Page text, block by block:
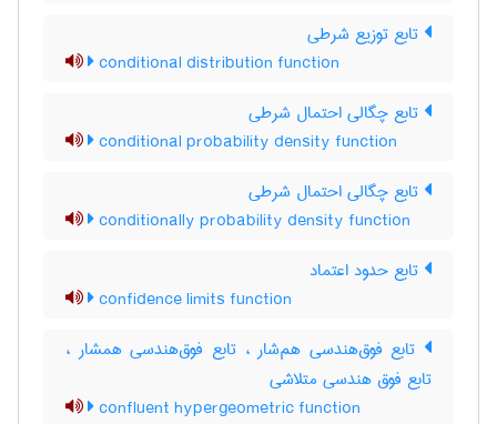
تابع توزیع شرطی
conditional distribution function
تابع چگالی احتمال شرطی
conditional probability density function
تابع چگالی احتمال شرطی
conditionally probability density function
تابع حدود اعتماد
confidence limits function
تابع فوق‌هندسی هم‌شار ، تابع فوق‌هندسی همشار ،
تابع فوق هندسی متلاشی
confluent hypergeometric function